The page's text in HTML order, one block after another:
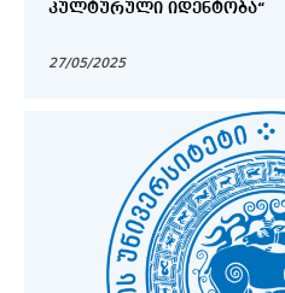
ᲙᲣᲚᲢᲣᲠᲣᲚᲘ ᲘᲓᲔᲜᲢᲝᲑᲐ“
27/05/2025